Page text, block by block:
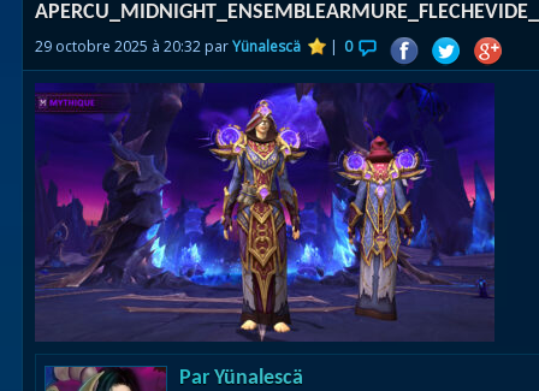
des îles
le vol
Uldum
Val
29 octobre 2025 à 20:32 parYünalescä | 0
Par Yünalescä